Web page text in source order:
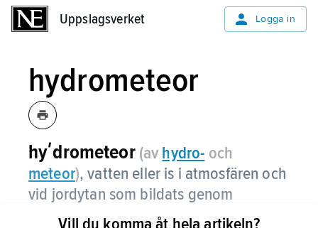
Uppslagsverket Logga in
hydrometeor
hyʹdrometeor (av hydro- och
meteor), vatten eller is i atmosfären och
vid jordytan som bildats genom
kondensation eller sublimering av